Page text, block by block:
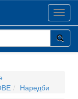
Наредби